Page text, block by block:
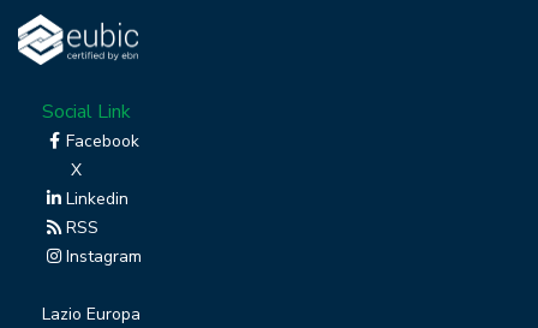
Social Link
Facebook
X
Linkedin
RSS
Instagram
Lazio Europa